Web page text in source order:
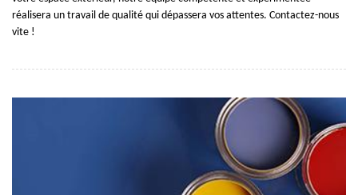
réalisera un travail de qualité qui dépassera vos attentes. Contactez-nous
vite !